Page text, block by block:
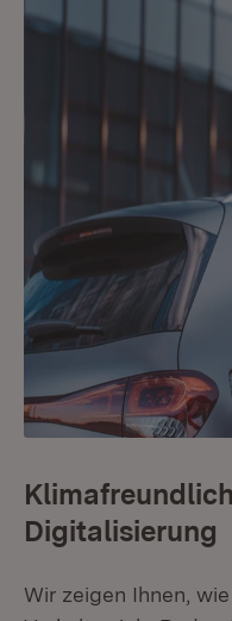
Digitalisierung
Wir zeigen Ihnen,